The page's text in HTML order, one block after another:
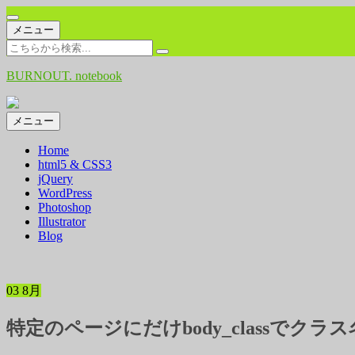
メニュー コ
ン
テ
ン
へ
ス
ッ
プ
検
BURNOUT. notebook
メニュー コ
テ
ン
ツ
へ
ス
キ
Home
html5 & CSS3
jQuery
WordPress
Photoshop
Illustrator
Blog
03 8月
特定のページにだけbody_classでクラス